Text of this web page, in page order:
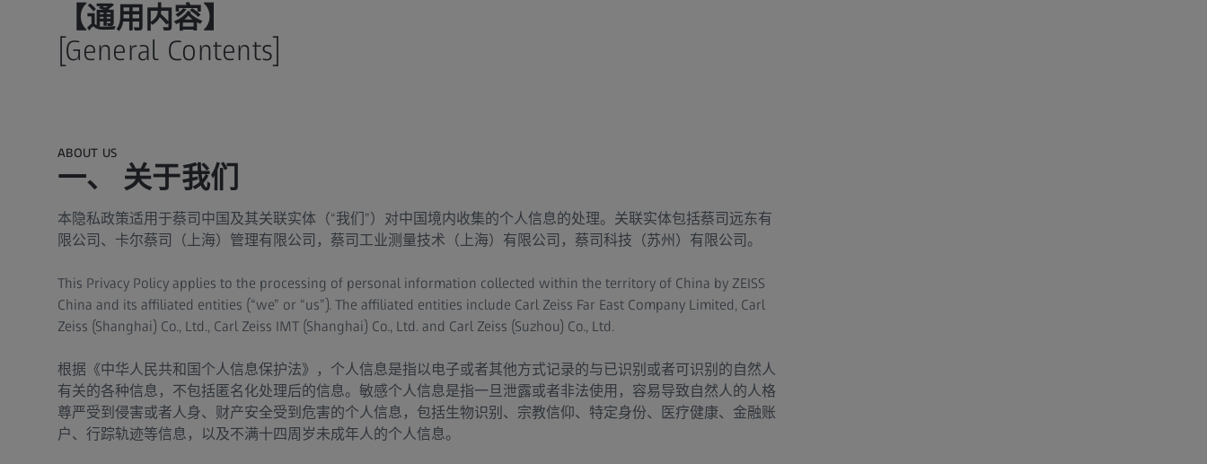
【通用内容】
[General Contents]
ABOUT US
一、 关于我们
本隐私政策适用于蔡司中国及其关联实体（“我们”）对中国境内收集的个人信息的处理。关联实体包括蔡司远东有
限公司、卡尔蔡司（上海）管理有限公司，蔡司工业测量技术（上海）有限公司，蔡司科技（苏州）有限公司。
This Privacy Policy applies to the processing of personal information collected within the territory of China by ZEISS
China and its affiliated entities (“we” or “us”). The affiliated entities include Carl Zeiss Far East Company Limited, Carl
Zeiss (Shanghai) Co., Ltd., Carl Zeiss IMT (Shanghai) Co., Ltd. and Carl Zeiss (Suzhou) Co., Ltd.
根据《中华人民共和国个人信息保护法》，个人信息是指以电子或者其他方式记录的与已识别或者可识别的自然人
有关的各种信息，不包括匿名化处理后的信息。敏感个人信息是指一旦泄露或者非法使用，容易导致自然人的人格
尊严受到侵害或者人身、财产安全受到危害的个人信息，包括生物识别、宗教信仰、特定身份、医疗健康、金融账
户、行踪轨迹等信息，以及不满十四周岁未成年人的个人信息。